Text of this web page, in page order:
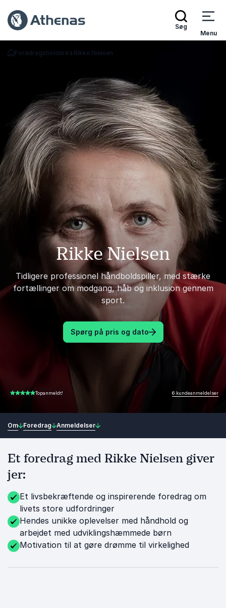
Søg
Menu
Tilbage til forsiden
Foredragsholdere Rikke Nielsen
Rikke Nielsen
Tidligere professionel håndboldspiller, med stærke
fortællinger om modgang, håb og inklusion gennem
sport.
Spørg på pris og dato
5.00 ud af 5Topanmeldt! 6 kundeanmeldelser
Om Foredrag Anmeldelser
Et foredrag med Rikke Nielsen giver
jer:
Et livsbekræftende og inspirerende foredrag om
livets store udfordringer
Hendes unikke oplevelser med håndhold og
arbejdet med udviklingshæmmede børn
Motivation til at gøre drømme til virkelighed